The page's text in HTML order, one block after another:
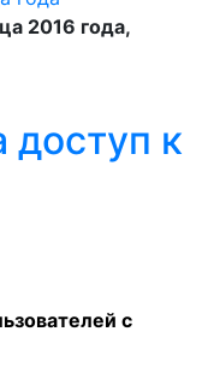
2016 года,
доступ к
с